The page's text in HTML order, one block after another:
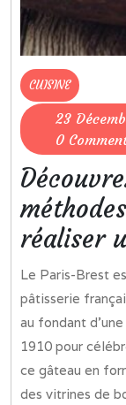
CUISINE
23
0
réaliser
Le Paris-Brest est l’un des desserts emblématiques de la
pâtisserie
au fondant
1910 pour
ce gâteau en
des vitrines de